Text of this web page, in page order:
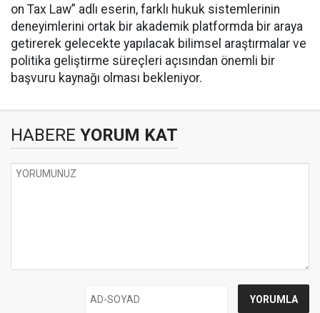
on Tax Law” adlı eserin, farklı hukuk sistemlerinin
deneyimlerini ortak bir akademik platformda bir araya
getirerek gelecekte yapılacak bilimsel araştırmalar ve
politika geliştirme süreçleri açısından önemli bir
başvuru kaynağı olması bekleniyor.
HABERE YORUM KAT